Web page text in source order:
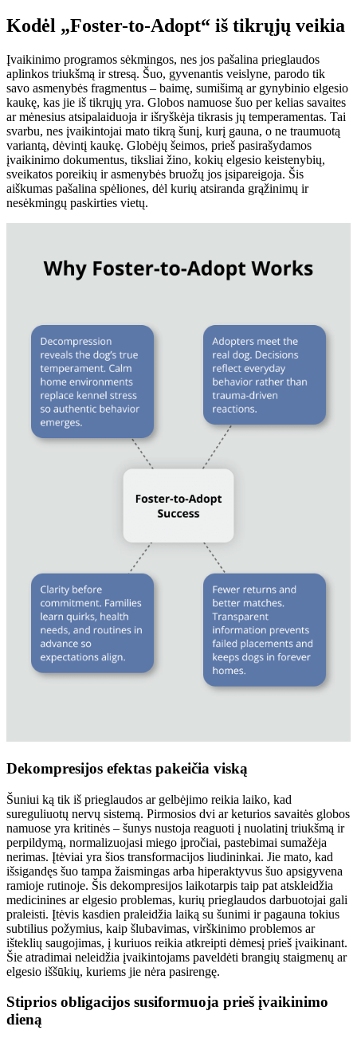
Kodėl „Foster-to-Adopt“ iš tikrųjų veikia
Įvaikinimo programos sėkmingos, nes jos pašalina prieglaudos
aplinkos triukšmą ir stresą. Šuo, gyvenantis veislyne, parodo tik
savo asmenybės fragmentus – baimę, sumišimą ar gynybinio elgesio
kaukę, kas jie iš tikrųjų yra. Globos namuose šuo per kelias savaites
ar mėnesius atsipalaiduoja ir išryškėja tikrasis jų temperamentas. Tai
svarbu, nes įvaikintojai mato tikrą šunį, kurį gauna, o ne traumuotą
variantą, dėvintį kaukę. Globėjų šeimos, prieš pasirašydamos
įvaikinimo dokumentus, tiksliai žino, kokių elgesio keistenybių,
sveikatos poreikių ir asmenybės bruožų jos įsipareigoja. Šis
aiškumas pašalina spėliones, dėl kurių atsiranda grąžinimų ir
nesėkmingų paskirties vietų.
Dekompresijos efektas pakeičia viską
Šuniui ką tik iš prieglaudos ar gelbėjimo reikia laiko, kad
sureguliuotų nervų sistemą. Pirmosios dvi ar keturios savaitės globos
namuose yra kritinės – šunys nustoja reaguoti į nuolatinį triukšmą ir
perpildymą, normalizuojasi miego įpročiai, pastebimai sumažėja
nerimas. Įtėviai yra šios transformacijos liudininkai. Jie mato, kad
išsigandęs šuo tampa žaismingas arba hiperaktyvus šuo apsigyvena
ramioje rutinoje. Šis dekompresijos laikotarpis taip pat atskleidžia
medicinines ar elgesio problemas, kurių prieglaudos darbuotojai gali
praleisti. Įtėvis kasdien praleidžia laiką su šunimi ir pagauna tokius
subtilius požymius, kaip šlubavimas, virškinimo problemos ar
išteklių saugojimas, į kuriuos reikia atkreipti dėmesį prieš įvaikinant.
Šie atradimai neleidžia įvaikintojams paveldėti brangių staigmenų ar
elgesio iššūkių, kuriems jie nėra pasirengę.
Stiprios obligacijos susiformuoja prieš įvaikinimo
dieną